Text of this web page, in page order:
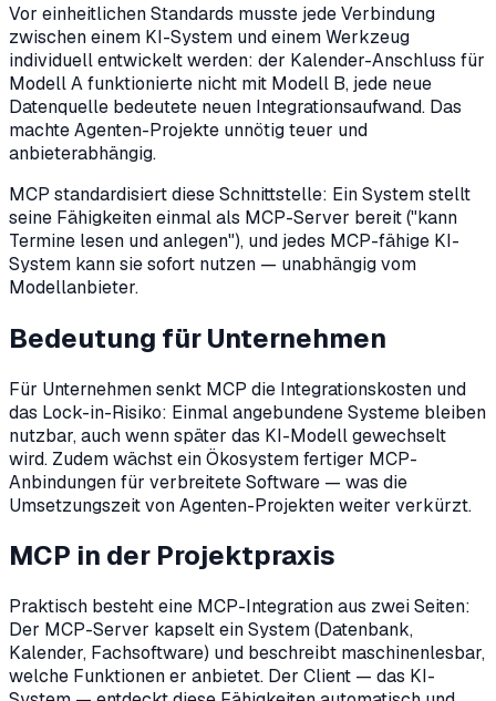
Vor einheitlichen Standards musste jede Verbindung
zwischen einem KI-System und einem Werkzeug
individuell entwickelt werden: der Kalender-Anschluss für
Modell A funktionierte nicht mit Modell B, jede neue
Datenquelle bedeutete neuen Integrationsaufwand. Das
machte Agenten-Projekte unnötig teuer und
anbieterabhängig.
MCP standardisiert diese Schnittstelle: Ein System stellt
seine Fähigkeiten einmal als MCP-Server bereit ("kann
Termine lesen und anlegen"), und jedes MCP-fähige KI-
System kann sie sofort nutzen — unabhängig vom
Modellanbieter.
Bedeutung für Unternehmen
Für Unternehmen senkt MCP die Integrationskosten und
das Lock-in-Risiko: Einmal angebundene Systeme bleiben
nutzbar, auch wenn später das KI-Modell gewechselt
wird. Zudem wächst ein Ökosystem fertiger MCP-
Anbindungen für verbreitete Software — was die
Umsetzungszeit von Agenten-Projekten weiter verkürzt.
MCP in der Projektpraxis
Praktisch besteht eine MCP-Integration aus zwei Seiten:
Der MCP-Server kapselt ein System (Datenbank,
Kalender, Fachsoftware) und beschreibt maschinenlesbar,
welche Funktionen er anbietet. Der Client — das KI-